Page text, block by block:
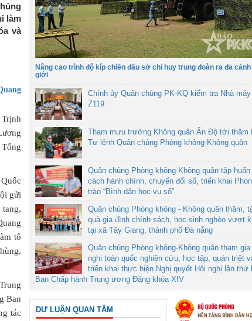
làm
và
gửi
tô
Ban
tác
Nâng cao trình độ kíp chiến đấu sở chỉ huy trung đoàn ra đa cảnh
giới
Chính ủy Quân chủng PK-KQ kiểm tra Nhà máy
Z119
Tham mưu trưởng Không quân Ấn Độ tới thăm
Tư lệnh Quân chủng Phòng không-Không quân
Quân chủng Phòng không-Không quân tập huấn
cách hành chính, chuyển đổi số, triển khai
trào “Bình dân học vụ số”
Quân chủng Phòng không - Không quân thăm,
quà gia đình chính sách, học sinh nghèo vượt
tại xã Tây Giang, thành phố Đà nẵng
Quân chủng Phòng không-Không quân tham gia
nghị toàn quốc nghiên cứu, học tập, quán triệt
triển khai thực hiện Nghị quyết Hội nghị lần thứ
Ban Chấp hành Trung ương Đảng khóa XIV
DƯ LUẬN QUAN TÂM